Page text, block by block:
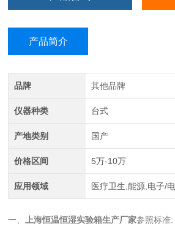
产品简介
品牌 其他品牌
仪器种类 台式
产地类别 国产
价格区间 5万-10万
应用领域 医疗卫生,能源,电子/
一、上海恒温恒湿实验箱生产厂家参照标准: